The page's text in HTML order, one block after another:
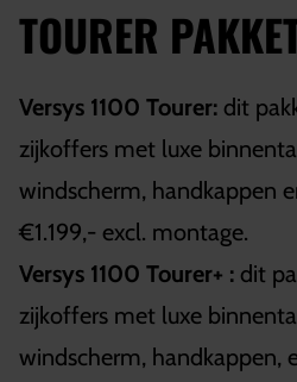
TOURER
Versys 1100 Tourer: dit
zijkoffers met luxe
windscherm, handkappen
€1.199,- excl. montage.
Versys 1100 Tourer+ : dit
zijkoffers met luxe
windscherm, handkappen,